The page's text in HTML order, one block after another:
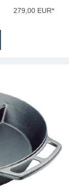
279,00 EUR*